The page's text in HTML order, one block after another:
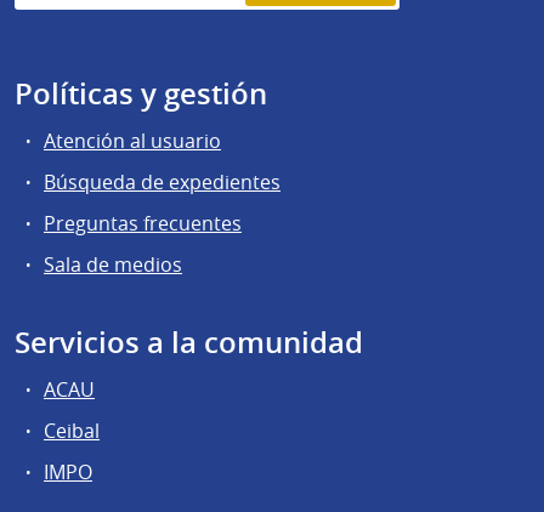
Políticas y gestión
Atención al usuario
Búsqueda de expedientes
Preguntas frecuentes
Sala de medios
Servicios a la comunidad
ACAU
Ceibal
IMPO